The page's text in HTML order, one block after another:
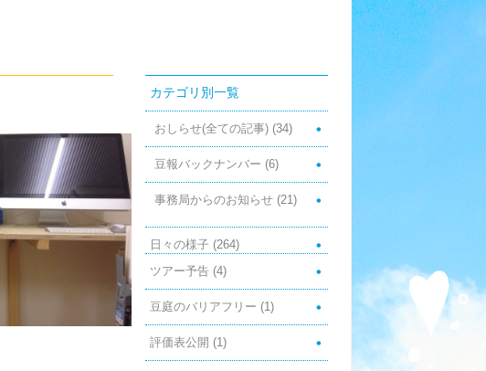
カテゴリ別一覧
おしらせ(全ての記事) (34)
豆報バックナンバー (6)
事務局からのお知らせ (21)
日々の様子 (264)
ツアー予告 (4)
豆庭のバリアフリー (1)
評価表公開 (1)